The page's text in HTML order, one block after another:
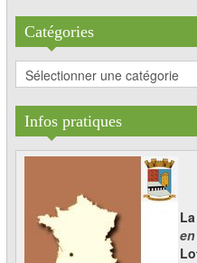
Catégories
Catégories
Infos pratiques